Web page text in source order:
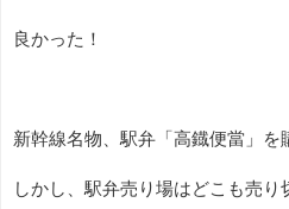
良かった！
新幹線名物、駅弁「高鐡便當」を
しかし、駅弁売り場はどこも売り